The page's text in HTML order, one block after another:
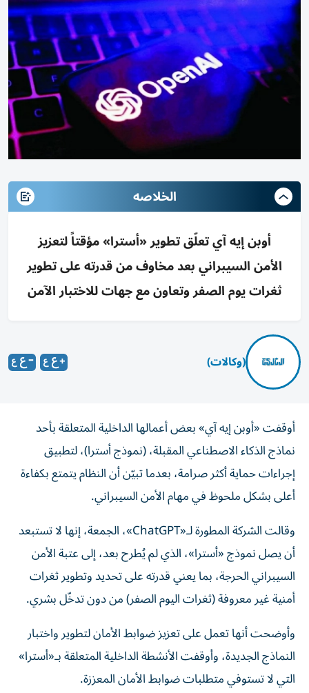
الخلاصه
أوبن إيه آي تعلّق تطوير «أسترا» مؤقتاً لتعزيز
الأمن السيبراني بعد مخاوف من قدرته على تطوير
ثغرات يوم الصفر وتعاون مع جهات للاختبار الآمن
(وكالات)
أوقفت «أوبن إيه آي» بعض أعمالها الداخلية المتعلقة بأحد
نماذج الذكاء الاصطناعي المقبلة، (نموذج أسترا)، لتطبيق
إجراءات حماية أكثر صرامة، بعدما تبيّن أن النظام يتمتع بكفاءة
أعلى بشكل ملحوظ في مهام الأمن السيبراني.
وقالت الشركة المطورة لـ«ChatGPT»، الجمعة، إنها لا تستبعد
أن يصل نموذج «أسترا»، الذي لم يُطرح بعد، إلى عتبة الأمن
السيبراني الحرجة، بما يعني قدرته على تحديد وتطوير ثغرات
أمنية غير معروفة (ثغرات اليوم الصفر) من دون تدخّل بشري.
وأوضحت أنها تعمل على تعزيز ضوابط الأمان لتطوير واختبار
النماذج الجديدة، وأوقفت الأنشطة الداخلية المتعلقة بـ«أسترا»
التي لا تستوفي متطلبات ضوابط الأمان المعززة.